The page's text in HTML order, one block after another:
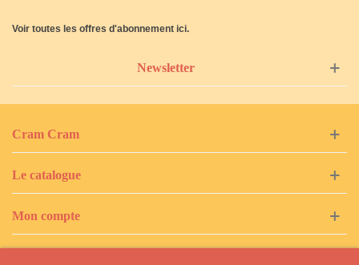
Voir toutes les offres d'abonnement ici.
Newsletter
Cram Cram
Le catalogue
Mon compte